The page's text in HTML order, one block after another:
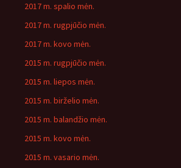
2017 m. spalio mėn.
2017 m. rugpjūčio mėn.
2017 m. kovo mėn.
2015 m. rugpjūčio mėn.
2015 m. liepos mėn.
2015 m. birželio mėn.
2015 m. balandžio mėn.
2015 m. kovo mėn.
2015 m. vasario mėn.